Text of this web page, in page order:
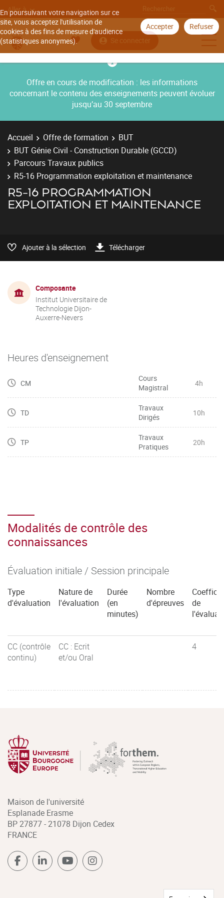
En poursuivant votre navigation sur ce
site, vous acceptez l'utilisation de
cookies à des fins de mesure d'audience
(statistiques anonymes).
Accepter Refuser
Aller à
Se connecter
Offre en cours de modification : les informations
concernant le contenu des enseignements peuvent évoluer
jusqu’au 30 septembre
Accueil Offre de formation
BUT
BUT Génie Civil - Construction Durable (GCCD)
Parcours Travaux publics
R5-16 Programmation exploitation et maintenance
R5-16 PROGRAMMATION
EXPLOITATION ET MAINTENANCE
Ajouter à la sélection Télécharger
Composante
Institut Universitaire de
Technologie Dijon-
Auxerre-Nevers
Heures d'enseignement
CM
Cours
Magistral
4h
TD
Travaux
Dirigés
10h
TP
Travaux
Pratiques
20h
Modalités de contrôle des
connaissances
Évaluation initiale / Session principale
Type
d'évaluation
Nature de
l'évaluation
Durée
(en
minutes)
Nombre
d'épreuves
de
CC (contrôle
continu)
CC : Ecrit
et/ou Oral
4
Maison de l'université
Esplanade Erasme
BP 27877 - 21078 Dijon Cedex
FRANCE